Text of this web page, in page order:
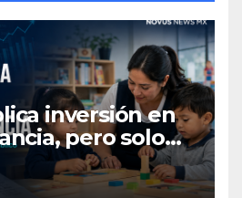
inversión en
pero solo
del gasto